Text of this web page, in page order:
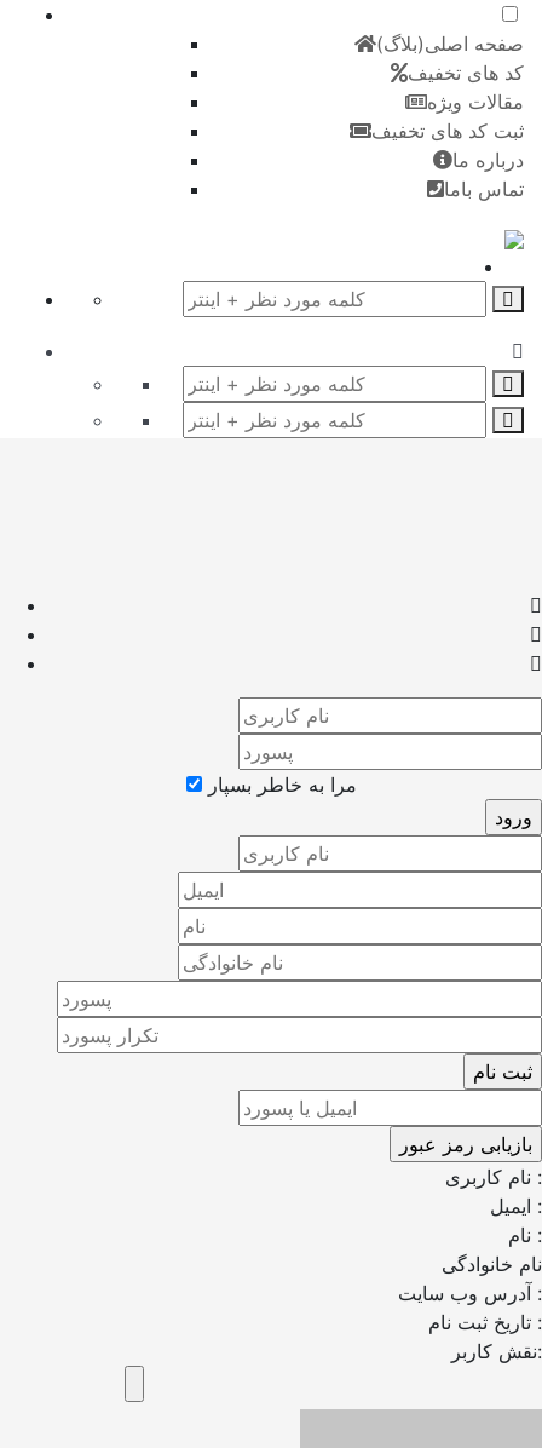
صفحه اصلی(بلاگ)
کد های تخفیف
مقالات ویژه
ثبت کد های تخفیف
درباره ما
تماس باما
مرا به خاطر بسپار
نام کاربری :
ایمیل :
نام :
نام خانوادگی
آدرس وب سایت :
تاریخ ثبت نام :
نقش کاربر: